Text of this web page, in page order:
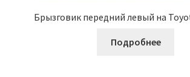
Брызговик передний левый на
Подробнее